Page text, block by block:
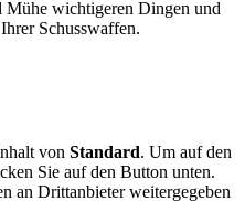
Mühe wichtigeren Dingen und
Schusswaffen.
von Standard. Um auf den
Sie auf den Button unten.
an Drittanbieter weitergegeben